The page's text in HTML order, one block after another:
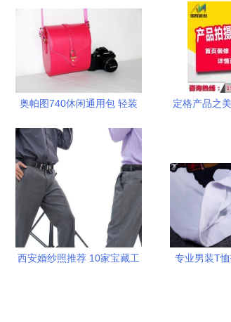
奥帕图740休闲通用包 轻装
定格产品之
西安婚纱照推荐 10家宝藏工
专业男装T